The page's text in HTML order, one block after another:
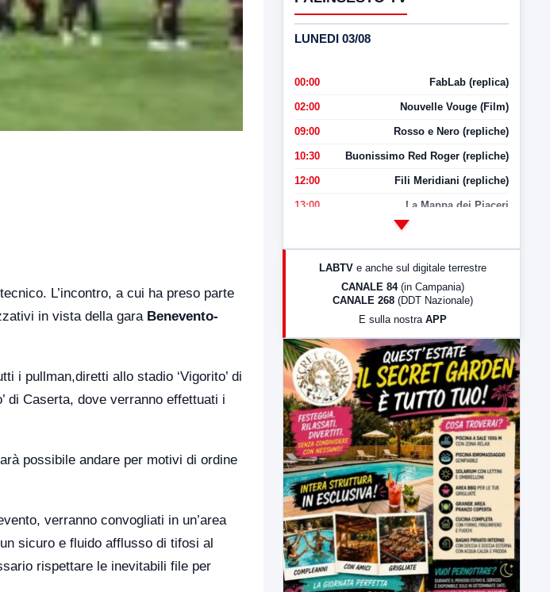
L’incontro, a cui ha preso parte
in vista della gara Benevento-
i pullman,diretti allo stadio ‘Vigorito’ di
di Caserta, dove verranno effettuati i
possibile andare per motivi di ordine
verranno convogliati in un’area
sicuro e fluido afflusso di tifosi al
rispettare le inevitabili file per
LUNEDI 03/08
00:00 FabLab (replica)
02:00 Nouvelle Vouge (Film)
09:00 Rosso e Nero (repliche)
10:30 Buonissimo Red Roger (repliche)
12:00 Fili Meridiani (repliche)
13:00 La Mappa dei Piaceri
LabNews (Diretta)
23:00 LabNews (replica)
LABTV e anche sul digitale terrestre
CANALE 84 (in Campania)
CANALE 268 (DDT Nazionale)
E sulla nostra APP